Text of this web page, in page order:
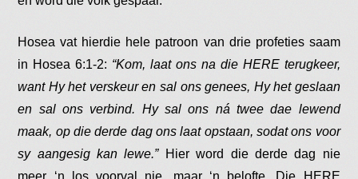
Hosea vat hierdie hele patroon van drie profeties saam
in Hosea 6:1-2: “Kom, laat ons na die HERE terugkeer,
want Hy het verskeur en sal ons genees, Hy het geslaan
en sal ons verbind. Hy sal ons ná twee dae lewend
maak, op die derde dag ons laat opstaan, sodat ons voor
sy aangesig kan lewe.”Hier word die derde dag nie